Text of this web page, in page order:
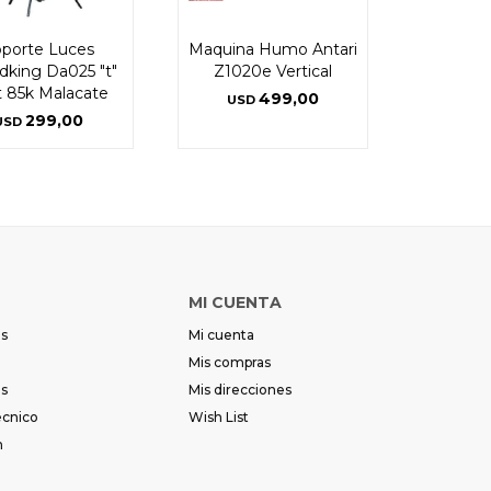
Luces
Da025 "t"
Malacate
299,00
Maquina Humo Antari
Z1020e Vertical
USD 499,00
MI CUENTA
Mi cuenta
Mis compras
Mis direcciones
Wish List